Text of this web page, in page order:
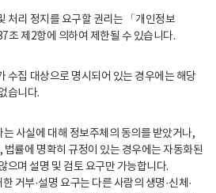
처리 정지를 요구할 권리는 「개인정보
조 제2항에 의하여 제한될 수 있습니다.
수집 대상으로 명시되어 있는 경우에는 해당
습니다.
사실에 대해 정보주체의 동의를 받았거나,
법률에 명확히 규정이 있는 경우에는 자동화된
으며 설명 및 검토 요구만 가능합니다.
거부·설명 요구는 다른 사람의 생명·신체·